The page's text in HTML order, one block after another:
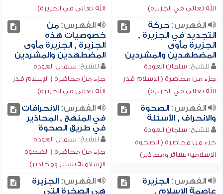
الله تعالى في الجزيرة)
الله تعالى في الجزيرة)
الفهرس:حركة
التجديد في الجزيرة ,
الجزيرة مأوى
المضطهدين والمشردين
للشيخ: سلمان العودة
جزء من محاضرة ( الإسلام قدر
الله تعالى في الجزيرة)
الفهرس:من
خصوصيات هذه
الجزيرة , الجزيرة مأوى
المضطهدين والمشردين
للشيخ: سلمان العودة
جزء من محاضرة ( الإسلام قدر
الله تعالى في الجزيرة)
الفهرس:الصحوة
والانحراف , الأسئلة
للشيخ: سلمان العودة
جزء من محاضرة ( الصحوة
الإسلامية بشائر ومحاذير)
الفهرس:الانحرافات
في المنهج , المحاذير
في طريق الصحوة
للشيخ: سلمان العودة
جزء من محاضرة ( الصحوة
الإسلامية بشائر ومحاذير)
الفهرس:الجزيرة
عاصمة الإسلام ,
الفهرس:الجزيرة
هي الصخرة التي